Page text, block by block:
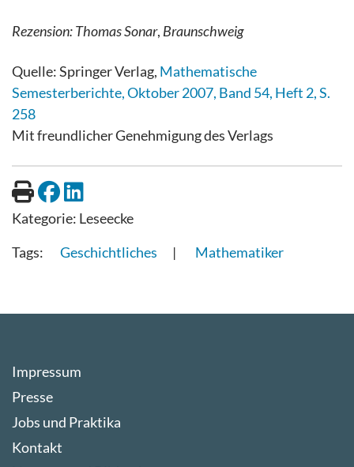
Rezension: Thomas Sonar, Braunschweig
Quelle: Springer Verlag, Mathematische
Semesterberichte, Oktober 2007, Band 54, Heft 2, S.
258
Mit freundlicher Genehmigung des Verlags
Kategorie: Leseecke
Geschichtliches
Mathematiker
Impressum
Presse
Jobs und Praktika
Kontakt